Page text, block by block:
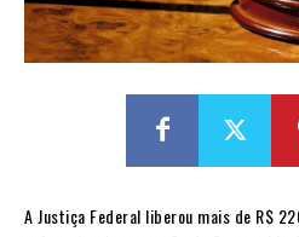
A Justiça Federal liberou mais de R$